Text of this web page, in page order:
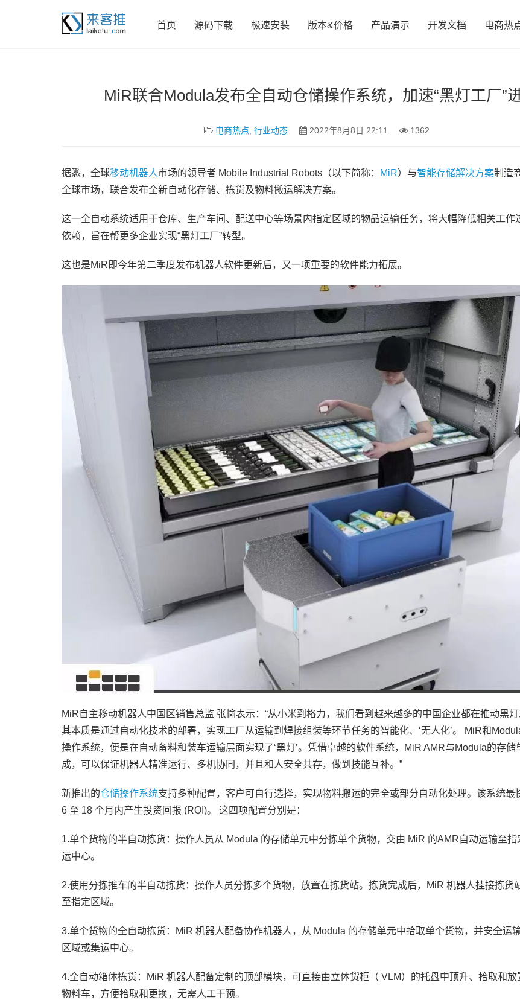
首页 源码下载 极速安装 版本&价格 产品演示 开发文档 电商热
MiR联合Modula发布全自动仓储操作系统，加速“黑灯工厂”
电商热点 行业动态 2022年8月8日 22:11 1362
据悉，全球移动机器人市场的领导者 Mobile Industrial Robots（以下简称： MiR）与智能存储解决方案制造
全球市场，联合发布全新自动化存储、拣货及物料搬运解决方案。
这一全自动系统适用于仓库、生产车间、配送中心等场景内指定区域的物品运输任务，将大幅降低相关工作
依赖，旨在帮更多企业实现“黑灯工厂”转型。
这也是MiR即今年第二季度发布机器人软件更新后，又一项重要的软件能力拓展。
MiR自主移动机器人中国区销售总监 张愉表示：“从小米到格力，我们看到越来越多的中国企业都在推动黑灯
其本质是通过自动化技术的部署，实现工厂从运输到焊接组装等环节任务的智能化、‘无人化’。 MiR和
操作系统，便是在自动备料和装车运输层面实现了‘黑灯’。凭借卓越的软件系统，MiR AMR与Modula的存储
成，可以保证机器人精准运行、多机协同，并且和人安全共存，做到技能互补。”
新推出的仓储操作系统支持多种配置，客户可自行选择，实现物料搬运的完全或部分自动化处理。该系统最
6 至 18 个月内产生投资回报 (ROI)。 这四项配置分别是：
1.单个货物的半自动拣货：操作人员从 Modula 的存储单元中分拣单个货物，交由 MiR 的AMR自动运输至指
运中心。
2.使用分拣推车的半自动拣货：操作人员分拣多个货物，放置在拣货站。拣货完成后，MiR 机器人挂接拣货
至指定区域。
3.单个货物的全自动拣货：MiR 机器人配备协作机器人，从 Modula 的存储单元中拾取单个货物，并安全运
区域或集运中心。
4.全自动箱体拣货：MiR 机器人配备定制的顶部模块，可直接由立体货柜（ VLM）的托盘中顶升、拾取和放
物料车，方便拾取和更换，无需人工干预。